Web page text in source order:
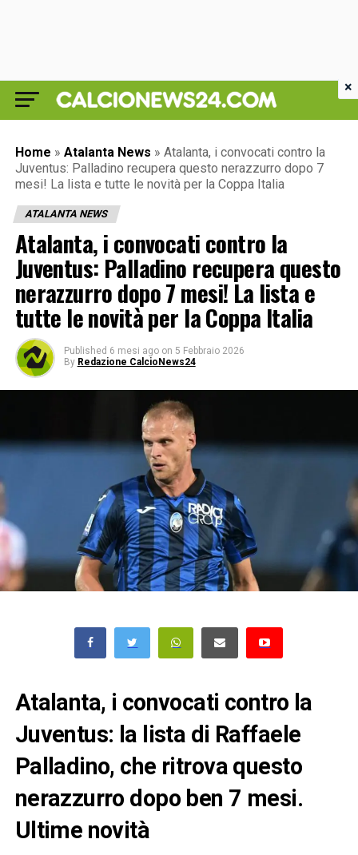
Home » Atalanta News » Atalanta, i convocati contro la
Juventus: Palladino recupera questo nerazzurro dopo 7
mesi! La lista e tutte le novità per la Coppa Italia
ATALANTA NEWS
Atalanta, i convocati contro la
Juventus: Palladino recupera questo
nerazzurro dopo 7 mesi! La lista e
tutte le novità per la Coppa Italia
Published 6 mesi ago on 5 Febbraio 2026
By Redazione CalcioNews24
Atalanta, i convocati contro la
Juventus: la lista di Raffaele
Palladino, che ritrova questo
nerazzurro dopo ben 7 mesi.
Ultime novità
×